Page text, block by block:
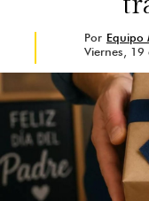
¡Pero eso
de estos
el fin de
Por Equipo
Viernes, 19